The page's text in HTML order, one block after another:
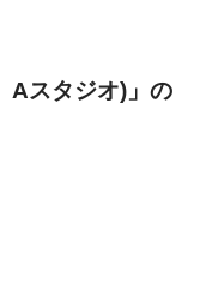
Aスタジオ)」の